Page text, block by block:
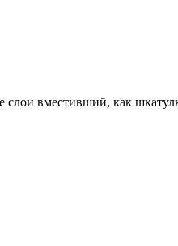
слои вместивший, как